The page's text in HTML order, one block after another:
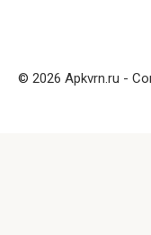
© 2026 Apkvrn.ru -